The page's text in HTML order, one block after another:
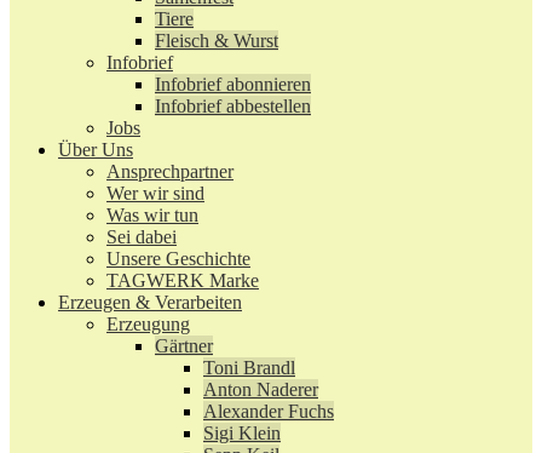
Tiere
Fleisch & Wurst
Infobrief
Infobrief abonnieren
Infobrief abbestellen
Jobs
Über Uns
Ansprechpartner
Wer wir sind
Was wir tun
Sei dabei
Unsere Geschichte
TAGWERK Marke
Erzeugen & Verarbeiten
Erzeugung
Gärtner
Toni Brandl
Anton Naderer
Alexander Fuchs
Sigi Klein